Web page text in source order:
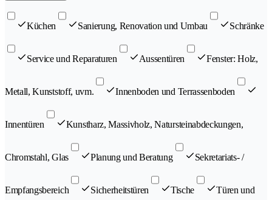
Küchen Sanierung, Renovation und Umbau Schränke
Service und Reparaturen Aussentüren Fenster: Holz,
Metall, Kunststoff, uvm. Innenboden und Terrassenboden
Innentüren Kunstharz, Massivholz, Natursteinabdeckungen,
Chromstahl, Glas Planung und Beratung Sekretariats- /
Empfangsbereich Sicherheitstüren Tische Türen und